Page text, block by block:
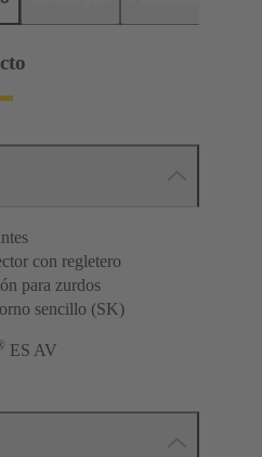
con regletero
para zurdos
sencillo (SK)
ES AV